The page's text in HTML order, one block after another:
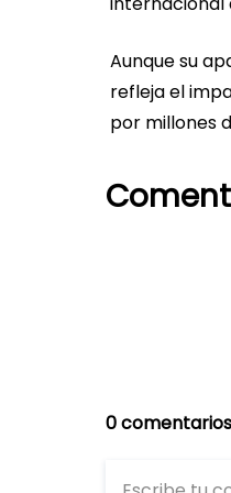
Aunque su
refleja el
por millones